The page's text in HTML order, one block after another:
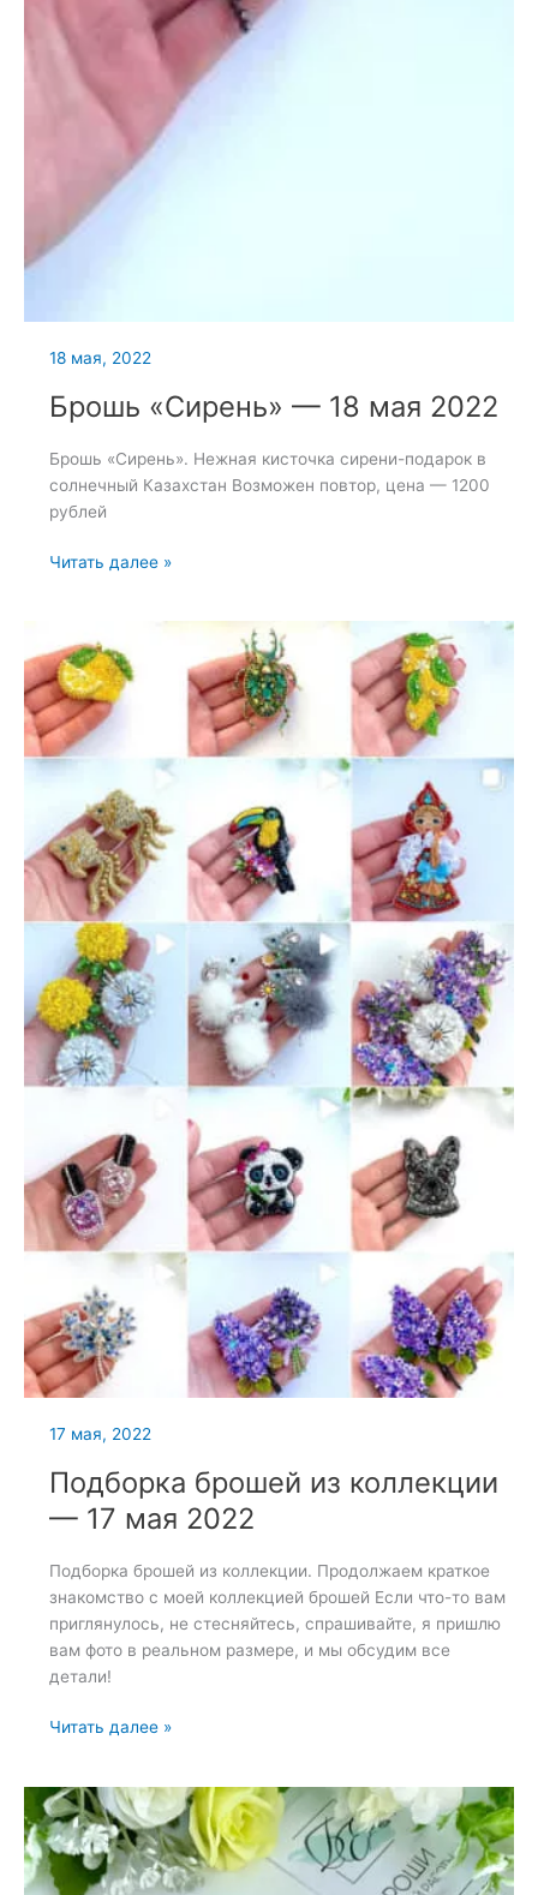
18 мая, 2022
Брошь «Сирень» — 18 мая 2022
Брошь «Сирень». Нежная кисточка сирени-подарок в
солнечный Казахстан Возможен повтор, цена — 1200
рублей
Брошь
мая
2022
Читать далее »
17 мая, 2022
Подборка брошей из коллекции
— 17 мая 2022
Подборка брошей из коллекции. Продолжаем краткое
знакомство с моей коллекцией брошей Если что-то вам
приглянулось, не стесняйтесь, спрашивайте, я пришлю
вам фото в реальном размере, и мы обсудим все
детали!
Подборка
коллекции
—
17
мая
Читать далее »